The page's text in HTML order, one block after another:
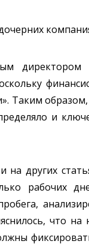
директором
Таким
и
других
рабочих
что на